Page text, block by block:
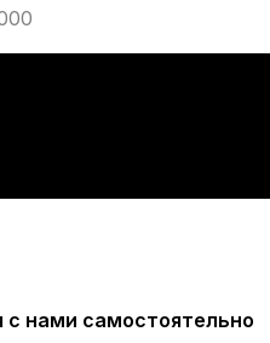
нами самостоятельно